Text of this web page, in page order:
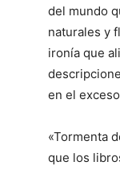
del mundo
naturales y
ironía que
en el
«Tormenta
que los